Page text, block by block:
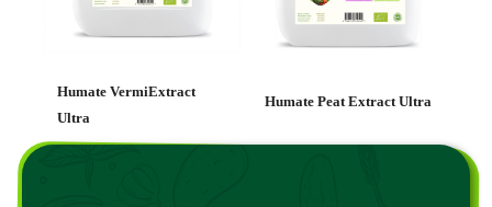
Humate VermiExtract
Ultra
Humate Peat Extract Ultra